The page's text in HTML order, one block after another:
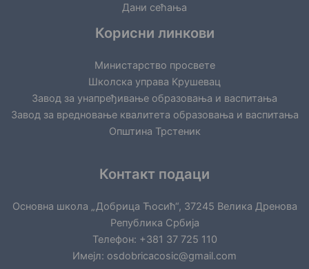
Дани сећања
Корисни линкови
Министарство просвете
Школска управа Крушевац
Завод за унапређивање образовања и васпитања
Завод за вредновање квалитета образовања и васпитања
Општина Трстеник
Контакт подаци
Основна школа „Добрица Ћосић“, 37245 Велика Дренова
Република Србија
Телефон: +381 37 725 110
Имејл: osdobricacosic@gmail.com